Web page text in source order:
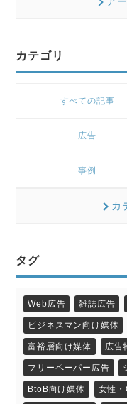
カテゴリ
すべての記事
広告
事例
カ
タグ
Web広告 雑誌広告
ビジネスマン向け媒体
富裕層向け媒体 広告
フリーペーパー広告
BtoB向け媒体 女性